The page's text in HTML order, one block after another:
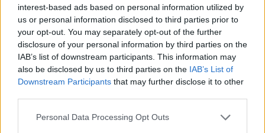
interest-based ads based on personal information utilized by
us or personal information disclosed to third parties prior to
your opt-out. You may separately opt-out of the further
disclosure of your personal information by third parties on the
IAB’s list of downstream participants. This information may
also be disclosed by us to third parties on the IAB’s List of
Downstream Participants that may further disclose it to other
Please note that this website/app uses one or more Google
Personal Data Processing Opt Outs
Σχολίασε εδώ
50 /50
2000 /2000